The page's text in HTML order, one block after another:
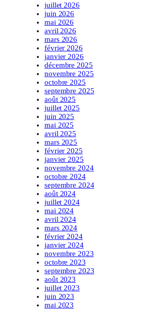
juillet 2026
juin 2026
mai 2026
avril 2026
mars 2026
février 2026
janvier 2026
décembre 2025
novembre 2025
octobre 2025
septembre 2025
août 2025
juillet 2025
juin 2025
mai 2025
avril 2025
mars 2025
février 2025
janvier 2025
novembre 2024
octobre 2024
septembre 2024
août 2024
juillet 2024
mai 2024
avril 2024
mars 2024
février 2024
janvier 2024
novembre 2023
octobre 2023
septembre 2023
août 2023
juillet 2023
juin 2023
mai 2023